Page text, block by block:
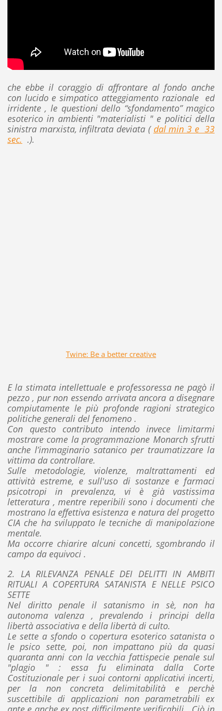
che ebbe il coraggio di affrontare al fondo anche
con lucido e simpatico atteggiamento razionale ed
irridente , le questioni dello “sfondamento” magico
esoterico in ambienti "materialisti " e politici della
sinistra marxista, infiltrata deviata ( dal min 3 e 33
sec. .).
Twine: Be a better creative
E la stimata intellettuale e professoressa ne pagò il
pezzo , pur non essendo arrivata ancora a disegnare
compiutamente le più profonde ragioni strategico
politiche generali del fenomeno .
Con questo contributo intendo invece limitarmi
mostrare come la programmazione Monarch sfrutti
anche l’immaginario satanico per traumatizzare la
vittima da controllare.
Sulle metodologie, violenze, maltrattamenti ed
attività estreme, e sull'uso di sostanze e farmaci
psicotropi in prevalenza, vi è già vastissima
letteratura , mentre reperibili sono i documenti che
mostrano la effettiva esistenza e natura del progetto
CIA che ha sviluppato le tecniche di manipolazione
mentale.
Ma occorre chiarire alcuni concetti, sgombrando il
campo da equivoci .
2. LA RILEVANZA PENALE DEI DELITTI IN AMBITI
RITUALI A COPERTURA SATANISTA E NELLE PSICO
SETTE
Nel diritto penale il satanismo in sè, non ha
autonoma valenza , prevalendo i principi della
libertà associativa e della libertà di culto.
Le sette a sfondo o copertura esoterico satanista o
le psico sette, poi, non impattano più da quasi
quaranta anni con la vecchia fattispecie penale sul
"plagio " : essa fu eliminata dalla Corte
Costituzionale per i suoi contorni applicativi incerti,
per la non concreta delimitabilità e perchè
suscettibile di applicazioni non parametrabili ex